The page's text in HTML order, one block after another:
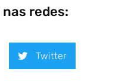
redes:
Twitter